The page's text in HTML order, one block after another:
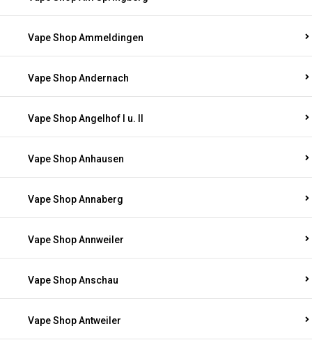
Vape Shop Ammeldingen
Vape Shop Andernach
Vape Shop Angelhof I u. II
Vape Shop Anhausen
Vape Shop Annaberg
Vape Shop Annweiler
Vape Shop Anschau
Vape Shop Antweiler